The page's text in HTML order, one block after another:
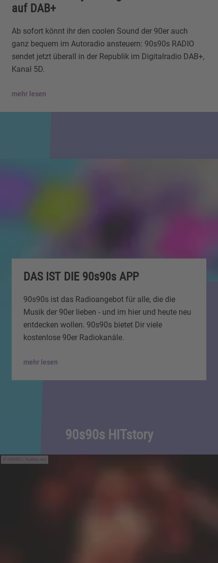
auf DAB+
Ab sofort könnt ihr den coolen Sound der 90er auch
ganz bequem im Autoradio ansteuern: 90s90s RADIO
sendet jetzt überall in der Republik im Digitalradio DAB+,
Kanal 5D.
mehr lesen
DAS IST DIE 90s90s APP
90s90s ist das Radioangebot für alle, die die
Musik der 90er lieben - und im hier und heute neu
entdecken wollen. 90s90s bietet Dir viele
kostenlose 90er Radiokanäle.
mehr lesen
90s90s HITstory
IMAGO / Avalon.red